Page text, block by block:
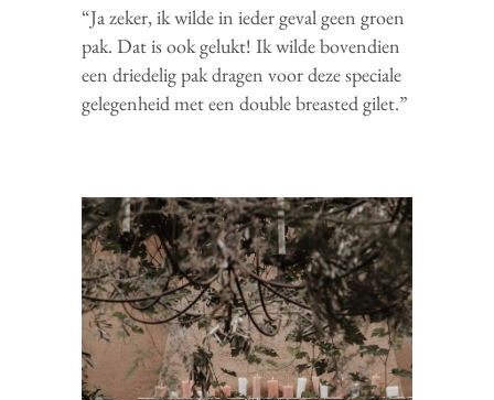
“Ja zeker, ik wilde in ieder geval geen groen
pak. Dat is ook gelukt! Ik wilde bovendien
een driedelig pak dragen voor deze speciale
gelegenheid met een double breasted gilet.”